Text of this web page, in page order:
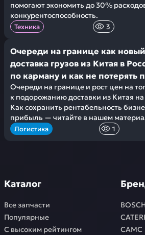
помогают экономить до 30%
конкурентоспособность.
Техника 3
Очереди на границе как
доставка грузов из Китая в
по карману и как не потерять
Очереди на границе и рост цен на
к подорожанию доставки из Китая на
Как сохранить рентабельность
прибыль — читайте в нашем
Логистика 1
Каталог
Все запчасти
Популярные
С высоким рейтингом
CAMC